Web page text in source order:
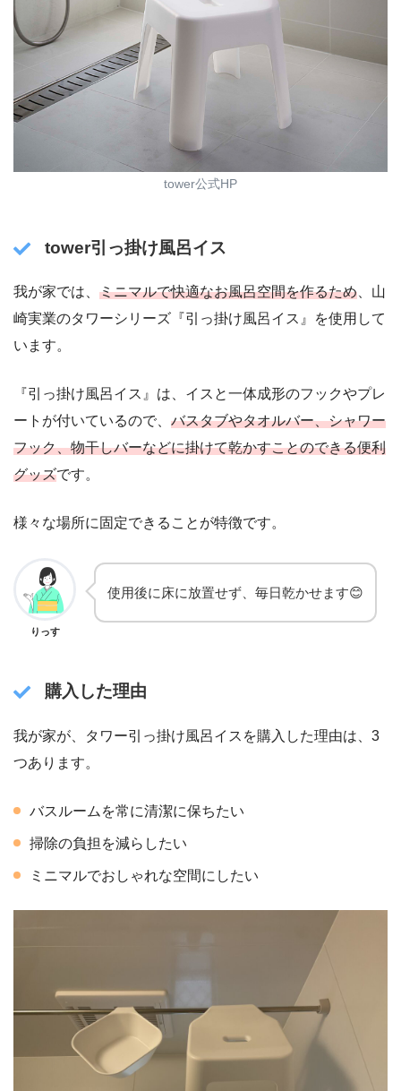
tower公式HP
tower引っ掛け風呂イス
我が家では、 ミニマルで快適なお風呂空間を作るため、山
崎実業のタワーシリーズ『引っ掛け風呂イス』を使用して
います。
『引っ掛け風呂イス』は、イスと一体成形のフックやプレ
ートが付いているので、 バスタブやタオルバー、シャワー
フック、物干しバーなどに掛けて乾かすことのできる便利
グッズです。
様々な場所に固定できることが特徴です。
りっす
使用後に床に放置せず、毎日乾かせます😊
購入した理由
我が家が、タワー引っ掛け風呂イスを購入した理由は、3
つあります。
バスルームを常に清潔に保ちたい
掃除の負担を減らしたい
ミニマルでおしゃれな空間にしたい